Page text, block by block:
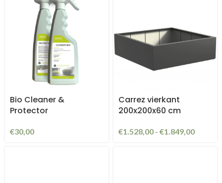
Bio Cleaner &
Protector
€30,00
Carrez vierkant
200x200x60 cm
€1.528,00 - €1.849,00